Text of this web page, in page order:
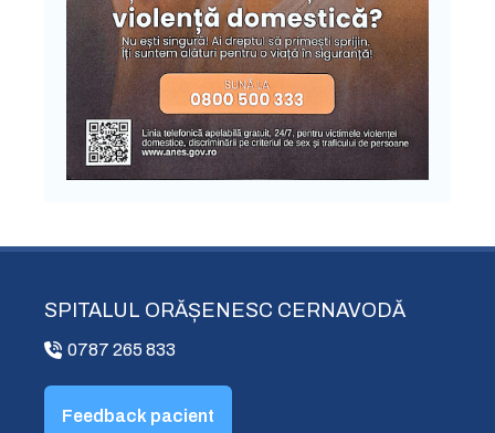
SPITALUL ORĂȘENESC CERNAVODĂ
0787 265 833
Feedback pacient